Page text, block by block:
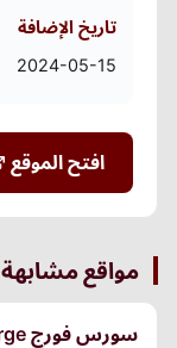
تاريخ الإضافة
2024-05-15
افتح الموقع
مواقع مشابهة
سورس فورج SourceForge